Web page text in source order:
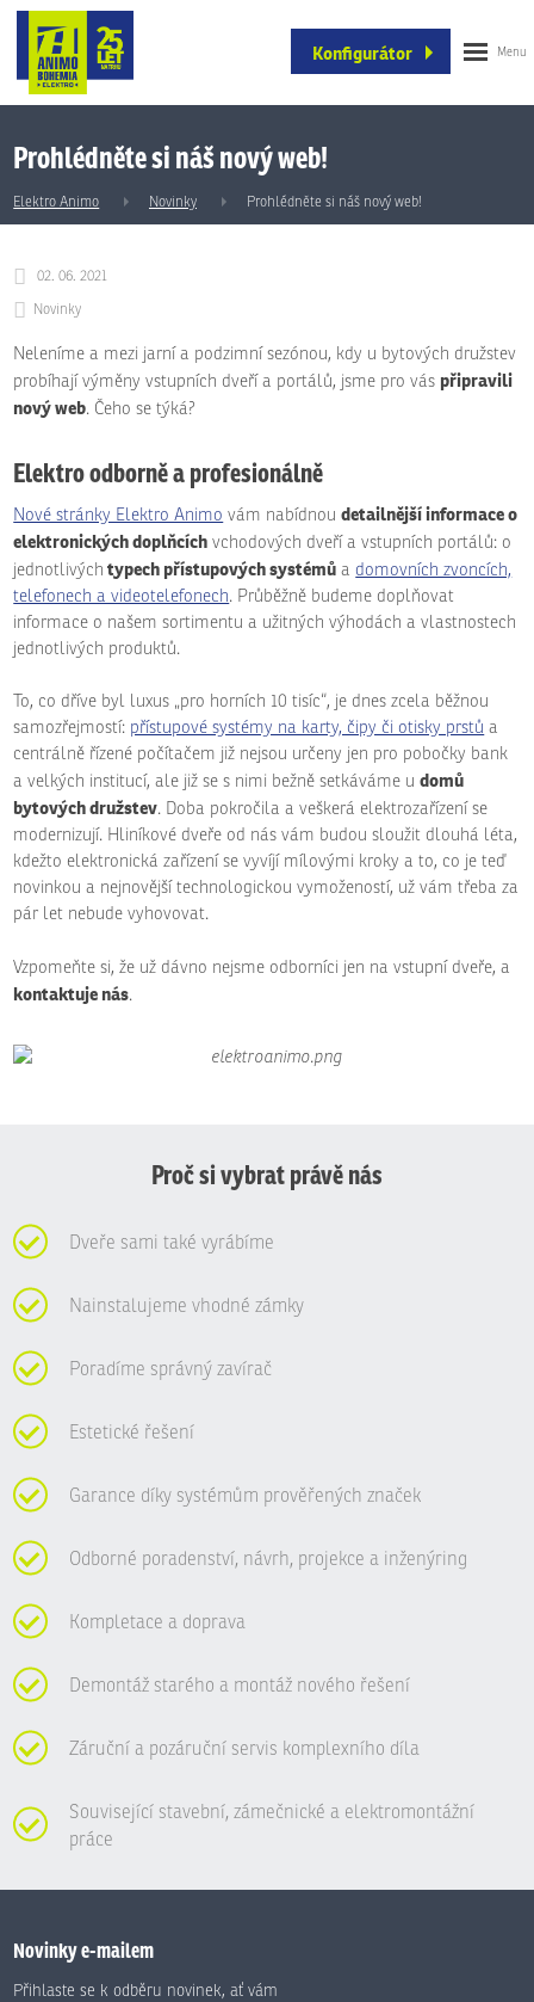
Konfigurátor
Prohlédněte si náš nový web!
Elektro Animo Novinky Prohlédněte si náš nový web!
02. 06. 2021
Novinky
Neleníme a mezi jarní a podzimní sezónou, kdy u bytových družstev
probíhají výměny vstupních dveří a portálů, jsme pro vás připravili
nový web. Čeho se týká?
Elektro odborně a profesionálně
Nové stránky Elektro Animo vám nabídnoudetailnější informace o
elektronických doplňcích vchodových dveří a vstupních portálů: o
jednotlivých typech přístupových systémů a domovních zvoncích,
telefonech a videotelefonech. Průběžně budeme doplňovat
informace o našem sortimentu a užitných výhodách a vlastnostech
jednotlivých produktů.
To, co dříve byl luxus „pro horních 10 tisíc“, je dnes zcela běžnou
samozřejmostí: přístupové systémy na karty, čipy či otisky prstů a
centrálně řízené počítačem již nejsou určeny jen pro pobočky bank
a velkých institucí, ale již se s nimi bežně setkáváme udomů
bytových družstev. Doba pokročila a veškerá elektrozařízení se
modernizují. Hliníkové dveře od nás vám budou sloužit dlouhá léta,
kdežto elektronická zařízení se vyvíjí mílovými kroky a to, co je teď
novinkou a nejnovější technologickou vymožeností, už vám třeba za
pár let nebude vyhovovat.
Vzpomeňte si, že už dávno nejsme odborníci jen na vstupní dveře, a
kontaktuje nás.
Proč si vybrat právě nás
Dveře sami také vyrábíme
Nainstalujeme vhodné zámky
Poradíme správný zavírač
Estetické řešení
Garance díky systémům prověřených značek
Odborné poradenství, návrh, projekce a inženýring
Kompletace a doprava
Demontáž starého a montáž nového řešení
Záruční a pozáruční servis komplexního díla
Související stavební, zámečnické a elektromontážní
práce
Novinky e-mailem
Přihlaste se k odběru novinek, ať vám